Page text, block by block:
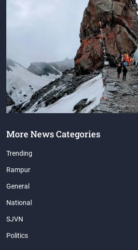
More News Categories
Trending
Rampur
General
National
SJVN
Politics